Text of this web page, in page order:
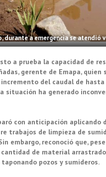
a emergencia se atendió
a prueba la capacidad de
gerente de Emapa, quien
del caudal de hasta
situación ha generado
con anticipación aplicando
trabajos de limpieza de
embargo, reconoció que,
de material
pozos y sumideros.